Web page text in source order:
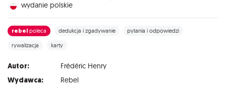
wydanie polskie
rebel poleca dedukcja i zgadywanie pytania i odpowiedzi
rywalizacja karty
Autor: Frédéric Henry
Wydawca: Rebel